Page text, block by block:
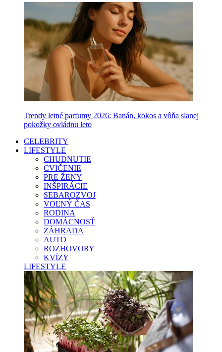
Trendy letné parfumy 2026: Banán, kokos a vôňa slanej
pokožky ovládnu leto
CELEBRITY
LIFESTYLE
CHUDNUTIE
CVIČENIE
PRE ŽENY
INŠPIRÁCIE
SEBAROZVOJ
VOĽNÝ ČAS
RODINA
DOMÁCNOSŤ
ZÁHRADA
AUTO
ROZHOVORY
KVÍZY
LIFESTYLE